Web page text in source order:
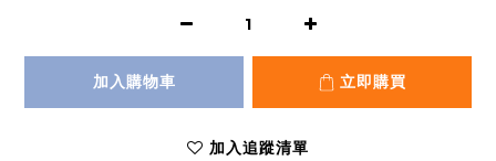
加入購物車 立即購買
加入追蹤清單